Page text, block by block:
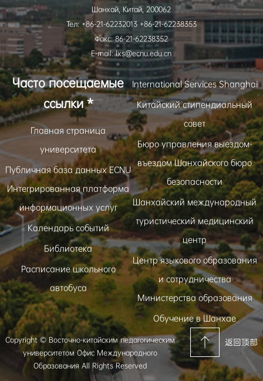
Шанхай, Китай, 200062
Тел: +86-21-62232013 +86-21-62238353
Факс: 86-21-62238352
E-mail: lxs@ecnu.edu.cn
Часто посещаемые
ссылки *
Главная страница
университета
Публичная база данных ECNU
Интегрированная платформа
информационных услуг
Календарь событий
Библиотека
Расписание школьного
автобуса
International Services Shanghai
Китайский стипендиальный
совет
Бюро управления выездом-
въездом Шанхайского бюро
безопасности
Шанхайский международный
туристический медицинский
центр
Центр языкового образования
и сотрудничества
Министерства образования
Обучение в Шанхае
Copyright © Восточно-китайским педагогическим
университетом Офис Международного
Образования All Rights Reserved
返回顶部